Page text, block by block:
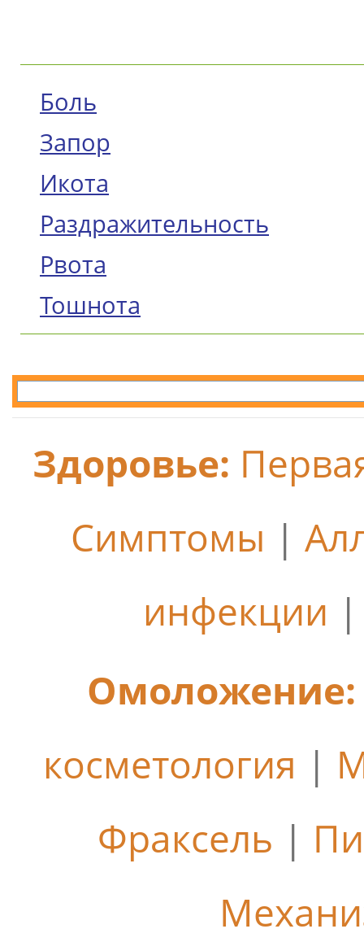
Боль
Запор
Икота
Раздражительность
Рвота
Тошнота
Здоровье:
Симптомы |
инфекции
Омоложение:
косметология |
Фраксель |